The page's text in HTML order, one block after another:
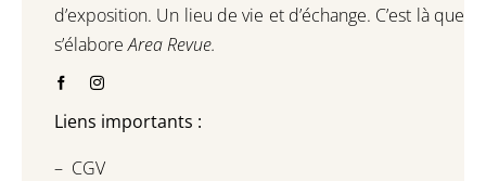
d’exposition. Un lieu de vie et d’échange. C’est là que
s’élaboreArea Revue.
Liens importants :
– CGV